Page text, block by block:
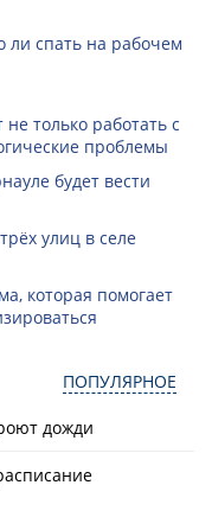
ли спать на рабочем
только работать с
проблемы
будет вести
улиц в селе
которая помогает
ПОПУЛЯРНОЕ
дожди